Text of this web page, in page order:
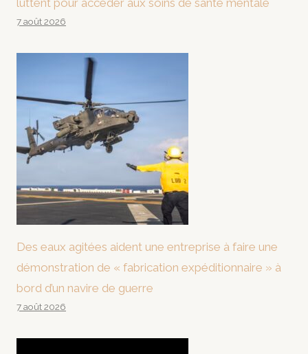
luttent pour accéder aux soins de santé mentale
7 août 2026
Des eaux agitées aident une entreprise à faire une
démonstration de « fabrication expéditionnaire » à
bord d’un navire de guerre
7 août 2026